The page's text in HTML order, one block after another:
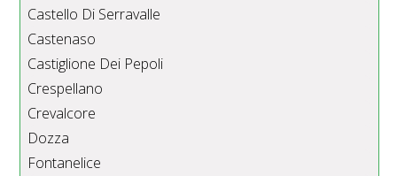
Castello Di Serravalle
Castenaso
Castiglione Dei Pepoli
Crespellano
Crevalcore
Dozza
Fontanelice